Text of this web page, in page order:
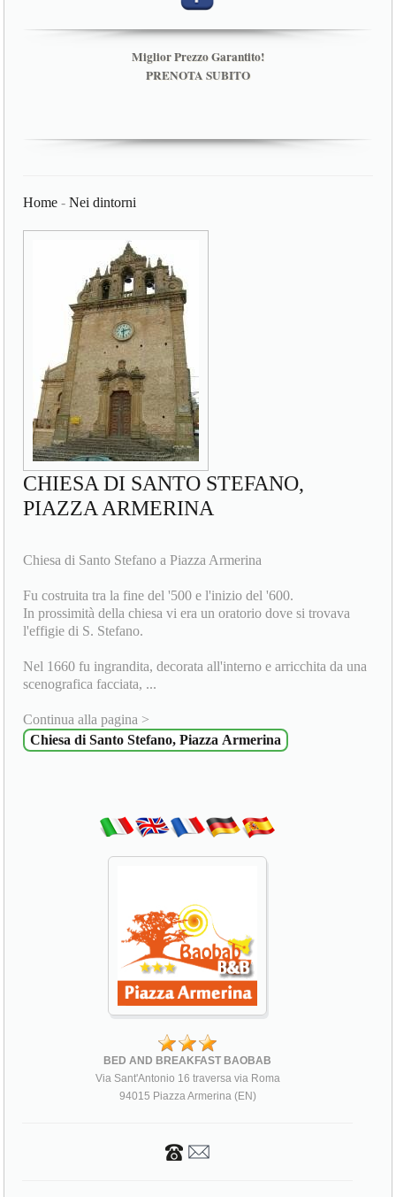
Miglior Prezzo Garantito!
PRENOTA SUBITO
Home -Nei dintorni
CHIESA DI SANTO STEFANO,
PIAZZA ARMERINA
Chiesa di Santo Stefano a Piazza Armerina
Fu costruita tra la fine del '500 e l'inizio del '600.
In prossimità della chiesa vi era un oratorio dove si trovava
l'effigie di S. Stefano.
Nel 1660 fu ingrandita, decorata all'interno e arricchita da una
scenografica facciata, ...
Continua alla pagina >
Chiesa di Santo Stefano, Piazza Armerina
BED AND BREAKFAST BAOBAB
Via Sant'Antonio 16 traversa via Roma
94015 Piazza Armerina (EN)